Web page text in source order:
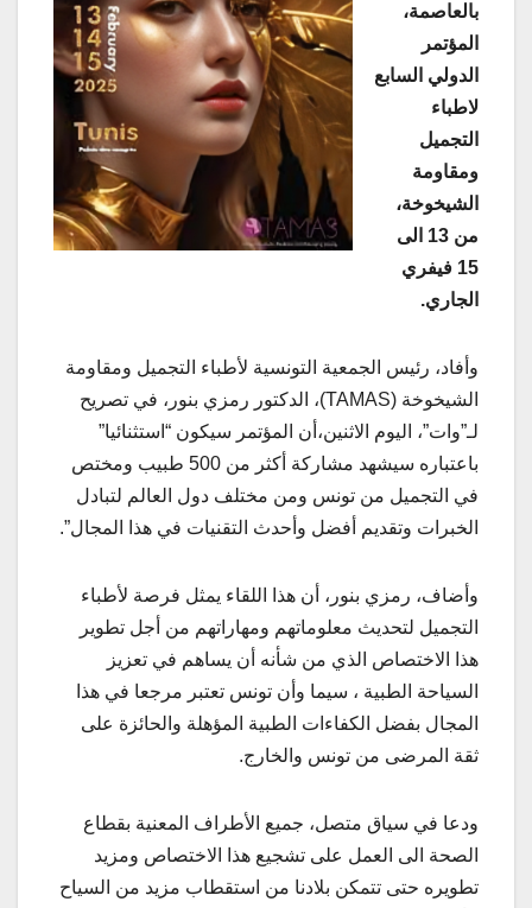
بالعاصمة،
المؤتمر
الدولي السابع
لاطباء
التجميل
ومقاومة
الشيخوخة،
من 13 الى
15 فيفري
الجاري.
وأفاد، رئيس الجمعية التونسية لأطباء التجميل ومقاومة
الشيخوخة (TAMAS)، الدكتور رمزي بنور، في تصريح
لـ”وات”، اليوم الاثنين،أن المؤتمر سيكون “استثنائيا”
باعتباره سيشهد مشاركة أكثر من 500 طبيب ومختص
في التجميل من تونس ومن مختلف دول العالم لتبادل
الخبرات وتقديم أفضل وأحدث التقنيات في هذا المجال”.
وأضاف، رمزي بنور، أن هذا اللقاء يمثل فرصة لأطباء
التجميل لتحديث معلوماتهم ومهاراتهم من أجل تطوير
هذا الاختصاص الذي من شأنه أن يساهم في تعزيز
السياحة الطبية ، سيما وأن تونس تعتبر مرجعا في هذا
المجال بفضل الكفاءات الطبية المؤهلة والحائزة على
ثقة المرضى من تونس والخارج.
ودعا في سياق متصل، جميع الأطراف المعنية بقطاع
الصحة الى العمل على تشجيع هذا الاختصاص ومزيد
تطويره حتى تتمكن بلادنا من استقطاب مزيد من السياح